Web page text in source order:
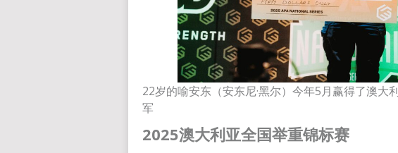
22岁的喻安东（安东尼·黑尔）今年5月赢得了澳大
军
2025澳大利亚全国举重锦标赛